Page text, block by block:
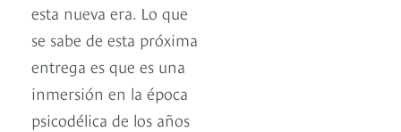
esta nueva era. Lo que
se sabe de esta próxima
entrega es que es una
inmersión en la época
psicodélica de los años